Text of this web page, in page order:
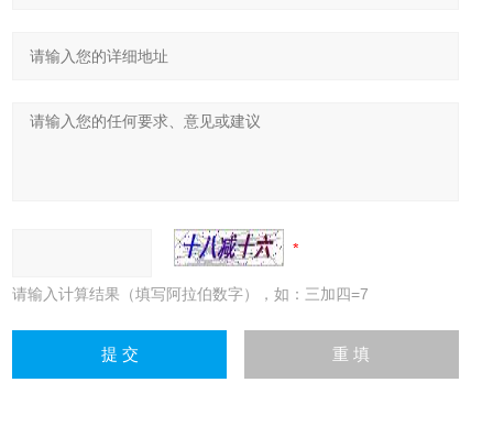
请输入计算结果（填写阿拉伯数字），如：三加四=7